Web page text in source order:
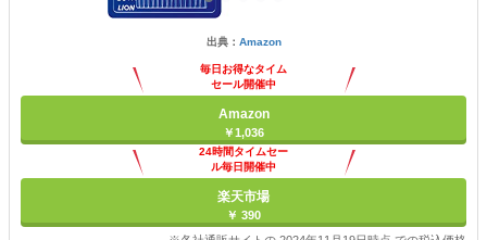
出典： Amazon
毎日お得なタイム
セール開催中
Amazon
￥1,036
24時間タイムセー
ル毎日開催中
楽天市場
￥ 390